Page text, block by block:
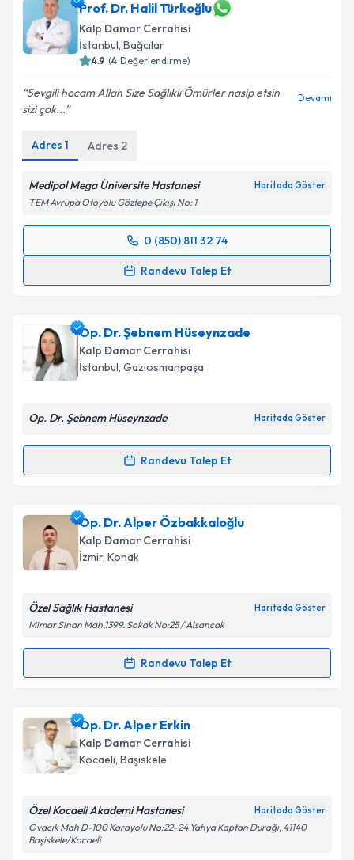
Prof. Dr. Halil Türkoğlu
Kalp Damar Cerrahisi
İstanbul, Bağcılar
4.9 (4 Değerlendirme)
Sevgili hocam Allah Size Sağlıklı Ömürler nasip etsin
sizi çok...
Devamı
Adres 1 Adres 2
Medipol Mega Üniversite Hastanesi Haritada Göster
TEM Avrupa Otoyolu Göztepe Çıkışı No: 1
0 (850) 811 32 74
Randevu Talep Et
Randevu Takvimi Talebi
oluşturun. Size bu uzmandan randevu almanız için bir
takvim hazırlandığında e-posta ile bilgilendireceğiz.
E-posta Adresiniz
Kişisel verilerimin işlenmesine ilişkinAydınlatma
'ni okudum ve kişisel verilerimin belirtilen
kapsamda işlenmesini kabul ediyorum.
Takvim Talebini Gönder
Op. Dr. Şebnem Hüseynzade
Kalp Damar Cerrahisi
İstanbul, Gaziosmanpaşa
Op. Dr. Şebnem Hüseynzade Haritada Göster
Randevu Talep Et
Randevu Takvimi Talebi
Op. Dr. Şebnem Hüseynzadeiçin randevu takvimi
talebi oluşturun. Size bu uzmandan randevu almanız
için bir takvim hazırlandığında e-posta ile
bilgilendireceğiz.
E-posta Adresiniz
Kişisel verilerimin işlenmesine ilişkinAydınlatma
kapsamda işlenmesini kabul ediyorum.
Takvim Talebini Gönder
Op. Dr. Alper Özbakkaloğlu
Kalp Damar Cerrahisi
İzmir, Konak
Özel Sağlık Hastanesi Haritada Göster
Mimar Sinan Mah.1399. Sokak No:25 / Alsancak
Randevu Talep Et
Randevu Takvimi Talebi
Op. Dr. Alper Özbakkaloğlu
talebi oluşturun. Size bu uzmandan randevu almanız
için bir takvim hazırlandığında e-posta ile
bilgilendireceğiz.
E-posta Adresiniz
Op. Dr. Alper Erkin
Kalp Damar Cerrahisi
Kocaeli, Başiskele
Özel Kocaeli Akademi Hastanesi Haritada Göster
Ovacık Mah D-100 Karayolu No:22-24 Yahya Kaptan Durağı, 41140
Başiskele/Kocaeli